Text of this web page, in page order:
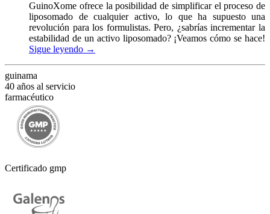
GuinoXome ofrece la posibilidad de simplificar el proceso de
liposomado de cualquier activo, lo que ha supuesto una
revolución para los formulistas. Pero, ¿sabrías incrementar la
estabilidad de un activo liposomado? ¡Veamos cómo se hace!
Sigue leyendo →
guinama
40 años al servicio
farmacéutico
Certificado gmp